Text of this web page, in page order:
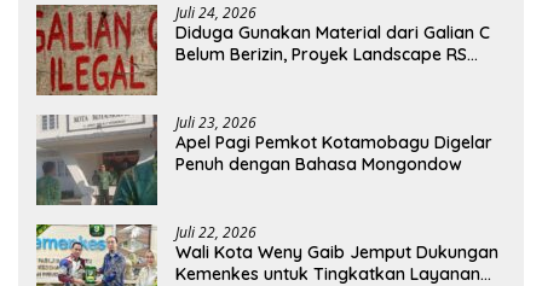
Juli 24, 2026
Diduga Gunakan Material dari Galian C
Belum Berizin, Proyek Landscape RS
Juli 23, 2026
Apel Pagi Pemkot Kotamobagu Digelar
Penuh dengan Bahasa Mongondow
Juli 22, 2026
Wali Kota Weny Gaib Jemput Dukungan
Kemenkes untuk Tingkatkan Layanan